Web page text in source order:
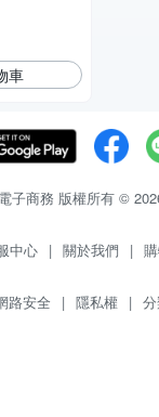
車
子商務 版權所有 ©
中心 | 關於我們 |
路安全 | 隱私權 |